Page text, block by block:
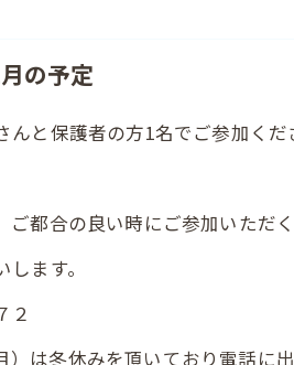
の予定
んと保護者の方1名でご参加くだ
ご都合の良い時にご参加いただ
ます。
２
は冬休みを頂いており電話に